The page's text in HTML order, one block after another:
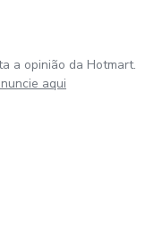
a opinião da Hotmart.
aqui